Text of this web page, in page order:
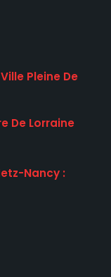
Pleine De
De Lorraine
Nancy :